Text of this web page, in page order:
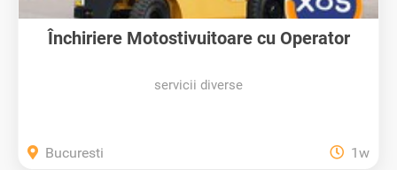
Închiriere Motostivuitoare cu Operator
servicii diverse
Bucuresti 1w